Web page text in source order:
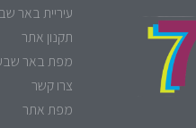
עיריית באר
תקנון אתר
מפת באר
צרו קשר
מפת אתר